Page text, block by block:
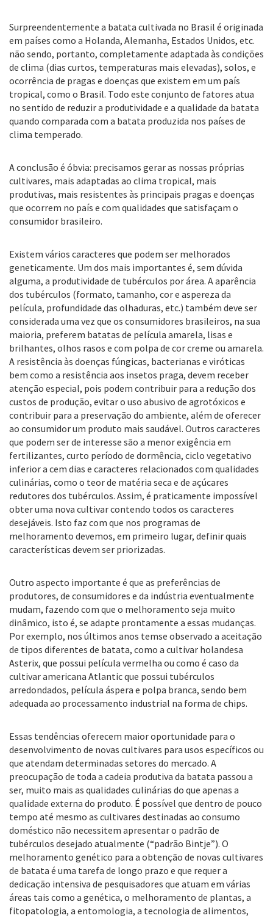
Surpreendentemente a batata cultivada no Brasil é originada
em países como a Holanda, Alemanha, Estados Unidos, etc.
não sendo, portanto, completamente adaptada às condições
de clima (dias curtos, temperaturas mais elevadas), solos, e
ocorrência de pragas e doenças que existem em um país
tropical, como o Brasil. Todo este conjunto de fatores atua
no sentido de reduzir a produtividade e a qualidade da batata
quando comparada com a batata produzida nos países de
clima temperado.
A conclusão é óbvia: precisamos gerar as nossas próprias
cultivares, mais adaptadas ao clima tropical, mais
produtivas, mais resistentes às principais pragas e doenças
que ocorrem no país e com qualidades que satisfaçam o
consumidor brasileiro.
Existem vários caracteres que podem ser melhorados
geneticamente. Um dos mais importantes é, sem dúvida
alguma, a produtividade de tubérculos por área. A aparência
dos tubérculos (formato, tamanho, cor e aspereza da
película, profundidade das olhaduras, etc.) também deve ser
considerada uma vez que os consumidores brasileiros, na sua
maioria, preferem batatas de película amarela, lisas e
brilhantes, olhos rasos e com polpa de cor creme ou amarela.
A resistência às doenças fúngicas, bacterianas e viróticas
bem como a resistência aos insetos praga, devem receber
atenção especial, pois podem contribuir para a redução dos
custos de produção, evitar o uso abusivo de agrotóxicos e
contribuir para a preservação do ambiente, além de oferecer
ao consumidor um produto mais saudável. Outros caracteres
que podem ser de interesse são a menor exigência em
fertilizantes, curto período de dormência, ciclo vegetativo
inferior a cem dias e caracteres relacionados com qualidades
culinárias, como o teor de matéria seca e de açúcares
redutores dos tubérculos. Assim, é praticamente impossível
obter uma nova cultivar contendo todos os caracteres
desejáveis. Isto faz com que nos programas de
melhoramento devemos, em primeiro lugar, definir quais
características devem ser priorizadas.
Outro aspecto importante é que as preferências de
produtores, de consumidores e da indústria eventualmente
mudam, fazendo com que o melhoramento seja muito
dinâmico, isto é, se adapte prontamente a essas mudanças.
Por exemplo, nos últimos anos temse observado a aceitação
de tipos diferentes de batata, como a cultivar holandesa
Asterix, que possui película vermelha ou como é caso da
cultivar americana Atlantic que possui tubérculos
arredondados, película áspera e polpa branca, sendo bem
adequada ao processamento industrial na forma de chips.
Essas tendências oferecem maior oportunidade para o
desenvolvimento de novas cultivares para usos específicos ou
que atendam determinadas setores do mercado. A
preocupação de toda a cadeia produtiva da batata passou a
ser, muito mais as qualidades culinárias do que apenas a
qualidade externa do produto. É possível que dentro de pouco
tempo até mesmo as cultivares destinadas ao consumo
doméstico não necessitem apresentar o padrão de
tubérculos desejado atualmente (“padrão Bintje”). O
melhoramento genético para a obtenção de novas cultivares
de batata é uma tarefa de longo prazo e que requer a
dedicação intensiva de pesquisadores que atuam em várias
áreas tais como a genética, o melhoramento de plantas, a
fitopatologia, a entomologia, a tecnologia de alimentos,